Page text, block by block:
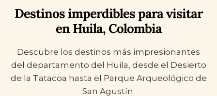
Destinos imperdibles para visitar
en Huila, Colombia
Descubre los destinos más impresionantes
del departamento del Huila, desde el Desierto
de la Tatacoa hasta el Parque Arqueológico de
San Agustín.